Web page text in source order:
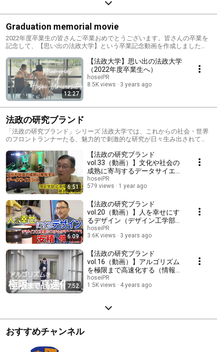
Graduation memorial movie
2022年度卒業生の皆さんご卒業おめでとうございます。皆さんの卒業を
記念して、【思い出の法政大学】という卒業記念動画を作成しました。
り、大学生活の思い出を感じられる映像がたくさん詰まっています。ぜ
ひご覧ください。
12:27
【法政大学】思い出の法政大学
（2022年度卒業生へ）
hoseiPR
8.5K views
3 years ago
法政の研究ブランド
「法政の研究ブランド」シリーズ 法政大学では、これからの社会・世界
のフロントランナーたる、魅力的で刺激的な研究が日々生み出されてい
ド」シリーズの全作品（動画・記事）は以下URLからご覧いただけま
す。 https://www.hosei.ac.jp/koho/07_kenkyu/
6:51
【法政の研究ブランド
vol.33（動画）】文化や社会の
成熟に寄与するデータサイエン
ス（理工学部応用情報工学科 藤
井 章博 教授）
hoseiPR
579 views
1 year ago
6:09
【法政の研究ブランド
vol.20（動画）】人を幸せにす
るデザイン（デザイン工学部シ
ステムデザイン学科 安積 伸 教
授）
hoseiPR
3.6K views
3 years ago
7:52
【法政の研究ブランド
vol.16（動画）】アルゴリズム
を極限まで高速化する（情報科
学部コンピュータ科学科 首藤
裕一 准教授）
hoseiPR
1.5K views
4 years ago
おすすめチャンネル